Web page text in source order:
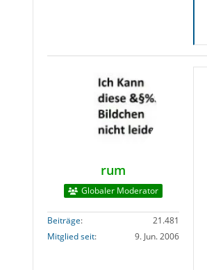
rum
Globaler Moderator
Beiträge
21.481
Mitglied seit
9. Jun. 2006